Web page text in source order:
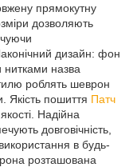
прямокутну
дозволяють
дизайн: фон
нитками назва
роблять шеврон
Якість пошиття Патч
Надійна
довговічність,
в будь-
розташована